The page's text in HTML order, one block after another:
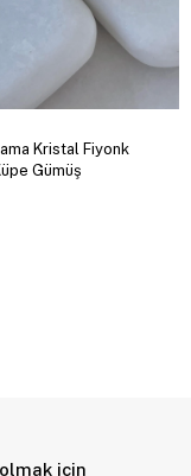
Kristal Fiyonk
Gümüş
için